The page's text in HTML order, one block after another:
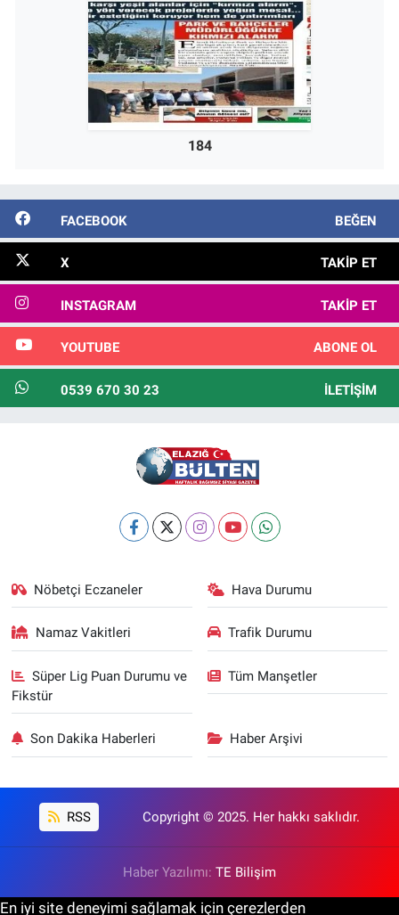
184
FACEBOOK BEĞEN
X TAKIP ET
INSTAGRAM TAKIP ET
YOUTUBE ABONE OL
0539 670 30 23 İLETIŞIM
Nöbetçi Eczaneler Hava Durumu
Namaz Vakitleri Trafik Durumu
Süper Lig Puan Durumu ve
Fikstür
Tüm Manşetler
Son Dakika Haberleri Haber Arşivi
RSS Copyright © 2025. Her hakkı saklıdır.
Haber Yazılımı: TE Bilişim
En iyi site deneyimi sağlamak için çerezlerden